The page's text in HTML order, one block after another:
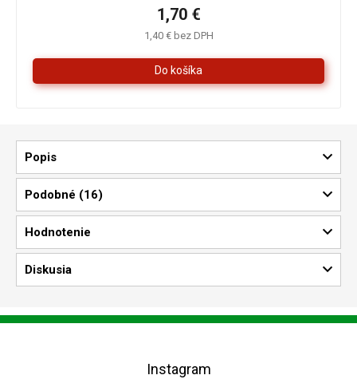
1,40 € bez DPH
1,70 €
Popis
Podobné (16)
Hodnotenie
Diskusia
Z
Instagram